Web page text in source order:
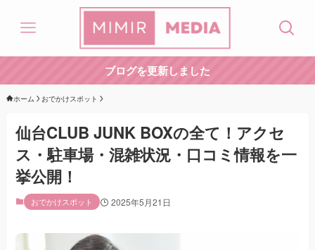
ブログを更新しました
ホーム おでかけスポット
仙台CLUB JUNK BOXの全て！アクセ
ス・駐車場・混雑状況・口コミ情報を一
挙公開！
おでかけスポット 2025年5月21日